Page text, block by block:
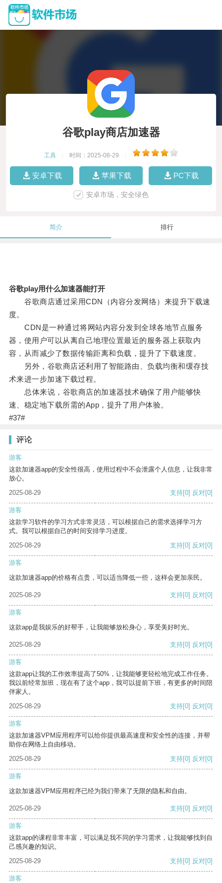
谷歌play商店加速器
工具 时间：2025-08-29
安卓下载 苹果下载 PC下载
安卓市场，安全绿色
简介 排行
谷歌play用什么加速器能打开
谷歌商店通过采用CDN（内容分发网络）来提升下载速
度。
CDN是一种通过将网站内容分发到全球各地节点服务
器，使用户可以从离自己地理位置最近的服务器上获取内
容，从而减少了数据传输距离和负载，提升了下载速度。
另外，谷歌商店还利用了智能路由、负载均衡和缓存技
术来进一步加速下载过程。
总体来说，谷歌商店的加速器技术确保了用户能够快
速、稳定地下载所需的App，提升了用户体验。
#37#
评论
游客
这款加速器app的安全性很高，使用过程中不会泄露个人信息，让我非常
放心。
2025-08-29
支持[0] 反对[0]
游客
这款学习软件的学习方式非常灵活，可以根据自己的需求选择学习方
式。我可以根据自己的时间安排学习进度。
2025-08-29
支持[0] 反对[0]
游客
这款加速器app的价格有点贵，可以适当降低一些，这样会更加亲民。
2025-08-29 支持[0] 反对[0]
游客
这款app是我娱乐的好帮手，让我能够放松身心，享受美好时光。
2025-08-29 支持[0] 反对[0]
游客
这款app让我的工作效率提高了50%，让我能够更轻松地完成工作任务。
我以前经常加班，现在有了这个app，我可以提前下班，有更多的时间陪
伴家人。
2025-08-29
支持[0] 反对[0]
游客
这款加速器VPM应用程序可以给你提供最高速度和安全性的连接，并帮
助你在网络上自由移动。
2025-08-29
支持[0] 反对[0]
游客
这款加速器VPM应用程序已经为我们带来了无限的隐私和自由。
2025-08-29 支持[0] 反对[0]
游客
这款app的课程非常丰富，可以满足我不同的学习需求，让我能够找到自
己感兴趣的知识。
2025-08-29
支持[0] 反对[0]
游客